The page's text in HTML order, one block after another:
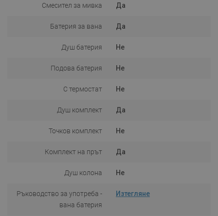
Смесител за мивка Да
Батерия за вана Да
Душ батерия Не
Подова батерия Не
С термостат Не
Душ комплект Да
Точков комплект Не
Комплект на прът Да
Душ колона Не
Ръководство за употреба -
вана батерия
Изтегляне